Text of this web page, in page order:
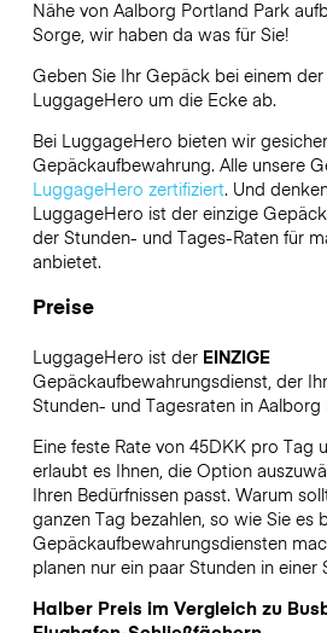
Nähe von Aalborg Portland Park
Sorge, wir haben da was für Sie!
Geben Sie Ihr Gepäck bei einem
LuggageHero um die Ecke ab.
Bei LuggageHero bieten wir
Gepäckaufbewahrung. Alle unsere
LuggageHero zertifiziert. Und
LuggageHero ist der einzige
der Stunden- und Tages-Raten für
anbietet.
Preise
LuggageHero ist der EINZIGE
Gepäckaufbewahrungsdienst, der
Stunden- und Tagesraten in
Eine feste Rate von 45DKK pro Tag
erlaubt es Ihnen, die Option
Ihren Bedürfnissen passt. Warum
ganzen Tag bezahlen, so wie Sie es
Gepäckaufbewahrungsdiensten
planen nur ein paar Stunden in einer
Halber Preis im Vergleich zu